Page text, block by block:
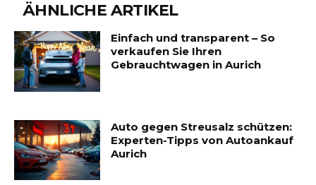
ÄHNLICHE ARTIKEL
Einfach und transparent – So
verkaufen Sie Ihren
Gebrauchtwagen in Aurich
Auto gegen Streusalz schützen:
Experten-Tipps von Autoankauf
Aurich